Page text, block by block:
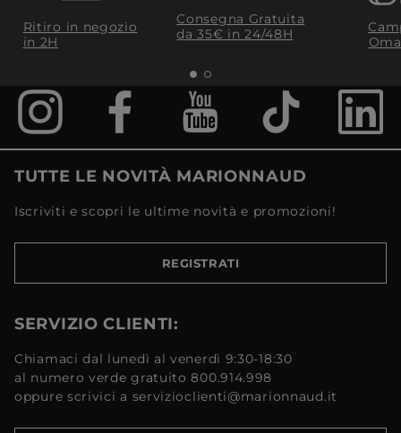
Ritiro in negozio
in 2H
Consegna Gratuita
da 35€​ in 24/48H
TUTTE LE NOVITÀ MARIONNAUD
Iscriviti e scopri le ultime novità e promozioni!
REGISTRATI
SERVIZIO CLIENTI:
Chiamaci dal lunedì al venerdì 9:30-18:30
al numero verde gratuito 800.914.998
oppure scrivici a servizioclienti@marionnaud.it